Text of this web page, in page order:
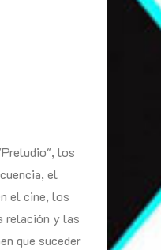
los
el
el cine, los
relación y las
que suceder